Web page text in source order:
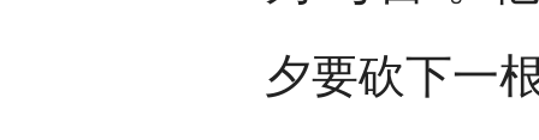
夕要砍下一